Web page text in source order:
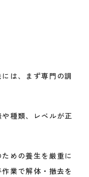
は、まず専門の調
種類、レベルが正
めの養生を厳重に
業で解体・撤去を